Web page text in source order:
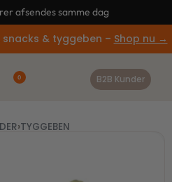
ved køb over 499,-
snacks & tyggeben – Shop nu →
0 B2B Kunder
›TYGGEBEN